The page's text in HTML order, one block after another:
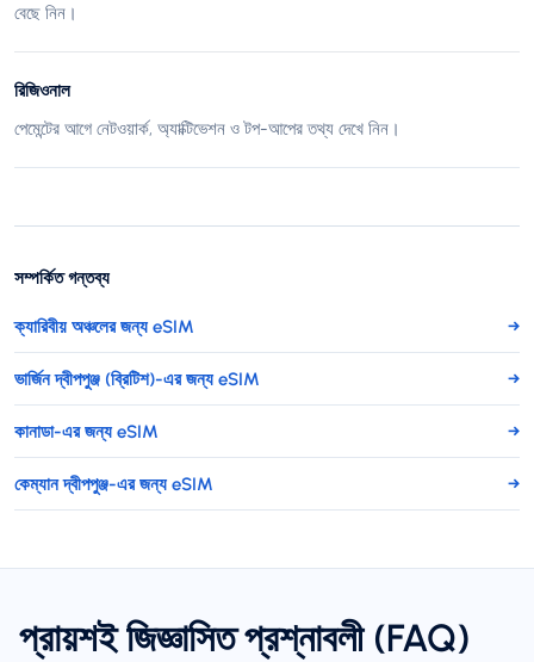
বেছে নিন।
রিজিওনাল
পেমেন্টের আগে নেটওয়ার্ক, অ্যাক্টিভেশন ও টপ-আপের তথ্য দেখে নিন।
সম্পর্কিত গন্তব্য
ক্যারিবীয় অঞ্চলের জন্য eSIM →
ভার্জিন দ্বীপপুঞ্জ (ব্রিটিশ)-এর জন্য eSIM →
কানাডা-এর জন্য eSIM →
কেম্যান দ্বীপপুঞ্জ-এর জন্য eSIM →
প্রায়শই জিজ্ঞাসিত প্রশ্নাবলী (FAQ)